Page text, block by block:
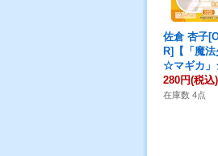
佐倉 杏子
R]【「魔
☆マギカ」
280円(税込)
在庫数 4点